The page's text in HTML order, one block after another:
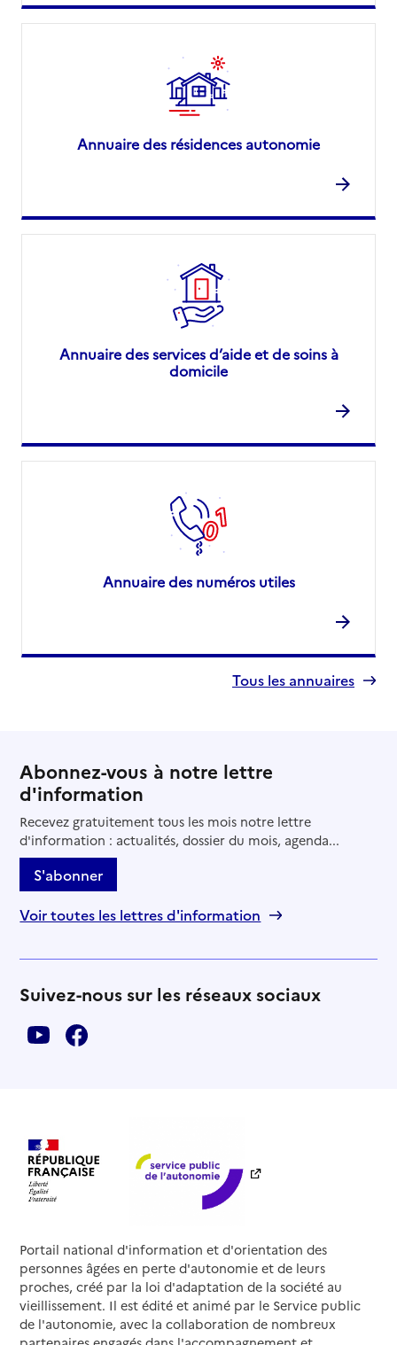
Annuaire des résidences autonomie
Annuaire des services d’aide et de soins à
domicile
Annuaire des numéros utiles
Tous les annuaires
Abonnez-vous à notre lettre
d'information
Recevez gratuitement tous les mois notre lettre
d'information : actualités, dossier du mois, agenda...
S'abonner
Voir toutes les lettres d'information
Suivez-nous sur les réseaux sociaux
Portail national d'information et d'orientation des
personnes âgées en perte d'autonomie et de leurs
proches, créé par la loi d'adaptation de la société au
vieillissement. Il est édité et animé par le Service public
de l'autonomie, avec la collaboration de nombreux